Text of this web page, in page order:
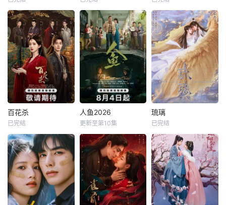
百花杀
已完结
人鱼2026
更新至第10集
琉璃
已完结